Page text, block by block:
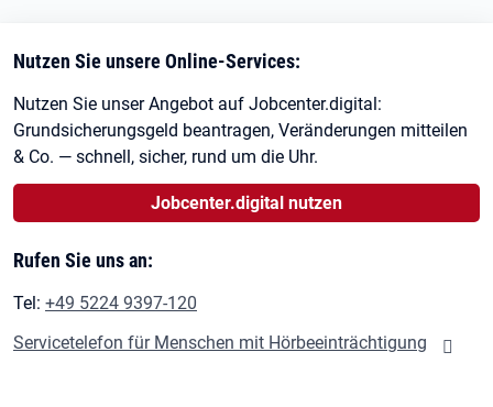
Nutzen Sie unsere Online-Services:
Nutzen Sie unser Angebot auf Jobcenter.digital:
Grundsicherungsgeld beantragen, Veränderungen mitteilen
& Co. — schnell, sicher, rund um die Uhr.
Jobcenter.digital nutzen
Rufen Sie uns an:
Tel: +49 5224 9397-120
Servicetelefon für Menschen mit Hörbeeinträchtigung